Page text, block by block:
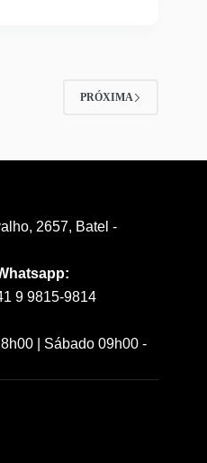
PRÓXIMA
2657, Batel -
9 9815-9814
| Sábado 09h00 -